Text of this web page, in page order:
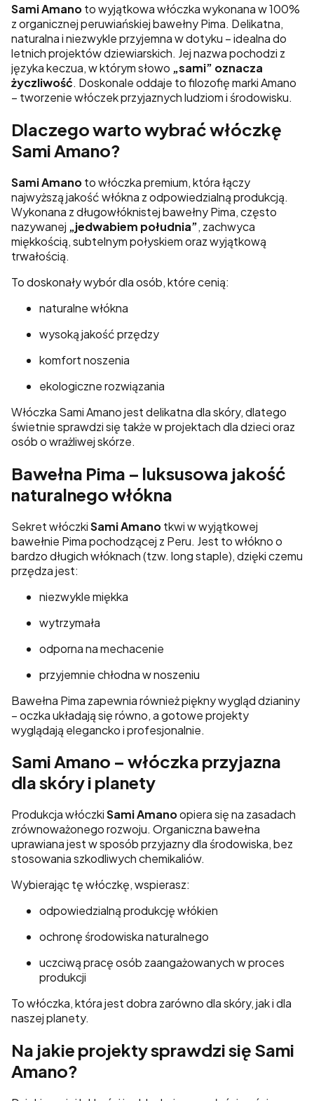
Sami Amanoto wyjątkowa włóczka wykonana w 100%
z organicznej peruwiańskiej bawełny Pima. Delikatna,
naturalna i niezwykle przyjemna w dotyku – idealna do
letnich projektów dziewiarskich. Jej nazwa pochodzi z
języka keczua, w którym słowo „sami” oznacza
życzliwość. Doskonale oddaje to filozofię marki Amano
– tworzenie włóczek przyjaznych ludziom i środowisku.
Dlaczego warto wybrać włóczkę
Sami Amano?
Sami Amanoto włóczka premium, która łączy
najwyższą jakość włókna z odpowiedzialną produkcją.
Wykonana z długowłóknistej bawełny Pima, często
nazywanej „jedwabiem południa”, zachwyca
miękkością, subtelnym połyskiem oraz wyjątkową
trwałością.
To doskonały wybór dla osób, które cenią:
naturalne włókna
wysoką jakość przędzy
komfort noszenia
ekologiczne rozwiązania
Włóczka Sami Amano jest delikatna dla skóry, dlatego
świetnie sprawdzi się także w projektach dla dzieci oraz
osób o wrażliwej skórze.
Bawełna Pima – luksusowa jakość
naturalnego włókna
Sekret włóczkiSami Amanotkwi w wyjątkowej
bawełnie Pima pochodzącej z Peru. Jest to włókno o
bardzo długich włóknach (tzw. long staple), dzięki czemu
przędza jest:
niezwykle miękka
wytrzymała
odporna na mechacenie
przyjemnie chłodna w noszeniu
Bawełna Pima zapewnia również piękny wygląd dzianiny
– oczka układają się równo, a gotowe projekty
wyglądają elegancko i profesjonalnie.
Sami Amano – włóczka przyjazna
dla skóry i planety
Produkcja włóczkiSami Amanoopiera się na zasadach
zrównoważonego rozwoju. Organiczna bawełna
uprawiana jest w sposób przyjazny dla środowiska, bez
stosowania szkodliwych chemikaliów.
Wybierając tę włóczkę, wspierasz:
odpowiedzialną produkcję włókien
ochronę środowiska naturalnego
uczciwą pracę osób zaangażowanych w proces
produkcji
To włóczka, która jest dobra zarówno dla skóry, jak i dla
naszej planety.
Na jakie projekty sprawdzi się Sami
Amano?